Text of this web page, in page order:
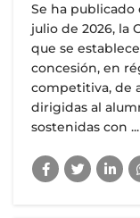
Se ha publicado
julio de 2026, la
que se
concesión, en
competitiva, de
dirigidas al
sostenidas con ...